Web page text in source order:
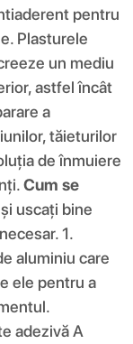
pentru
Plasturele
un mediu
astfel încât
a
tăieturilor
de înmuiere
Cum se
uscați bine
1.
aluminiu care
ele pentru a
adezivă A